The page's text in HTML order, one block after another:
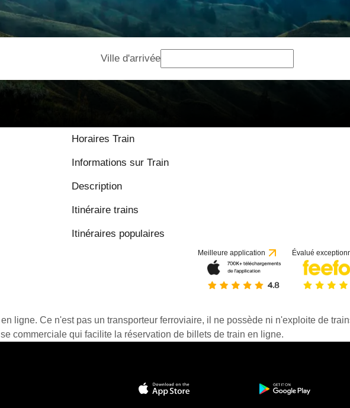
Ville d'arrivée
Horaires Train
Informations sur Train
Description
Itinéraire trains
Itinéraires populaires
Meilleure application Évalué
ligne. Ce n'est pas un transporteur ferroviaire, il ne possède ni n'exploite de
commerciale qui facilite la réservation de billets de train en ligne.